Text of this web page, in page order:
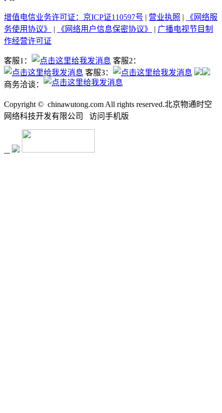
增值电信业务许可证：京ICP证110597号 | 营业执照 |
《网络服
务使用协议》
| 《网络用户信息保密协议》 | 广播电视节目制
作经营许可证
客服1：
客服2：
客服3：
商务洽谈：
Copyright © chinawutong.com All rights reserved.北京物通时空
网络科技开发有限公司
访问手机版